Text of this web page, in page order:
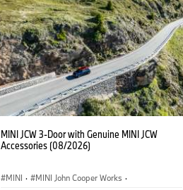
MINI JCW 3-Door with Genuine MINI JCW
Accessories (08/2026)
MINI · MINI John Cooper Works ·